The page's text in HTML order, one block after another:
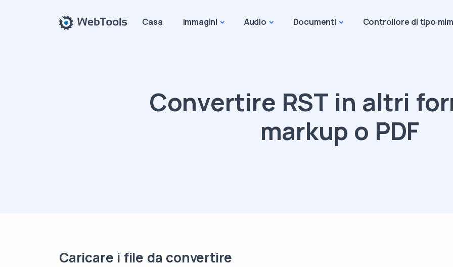
Casa Immagini Audio Documenti Controllore di tipo
Convertire RST in altri
markup o PDF
Caricare i file da convertire